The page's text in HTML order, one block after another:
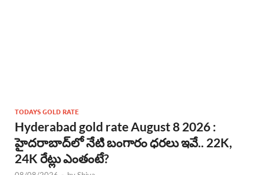
TODAYS GOLD RATE
Hyderabad gold rate August 8 2026 :
హైదరాబాద్‌లో నేటి బంగారం ధరలు ఇవే.. 22K,
24K రేట్లు ఎంతంటే?